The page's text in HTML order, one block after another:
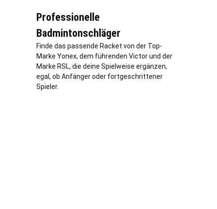
Professionelle
Badmintonschläger
Finde das passende Racket von der Top-
Marke Yonex, dem führenden Victor und der
Marke RSL, die deine Spielweise ergänzen,
egal, ob Anfänger oder fortgeschrittener
Spieler.